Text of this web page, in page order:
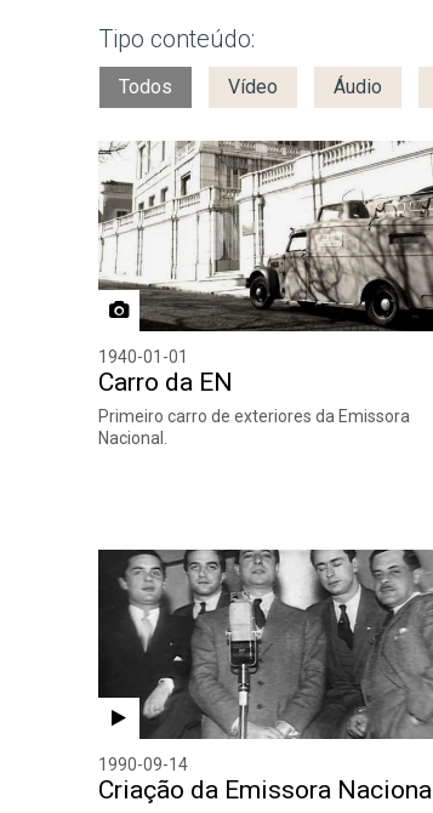
Tipo conteúdo:
Todos Vídeo Áudio
1940-01-01
Carro da EN
Primeiro carro de exteriores da Emissora
Nacional.
1990-09-14
Criação da Emissora Nacional